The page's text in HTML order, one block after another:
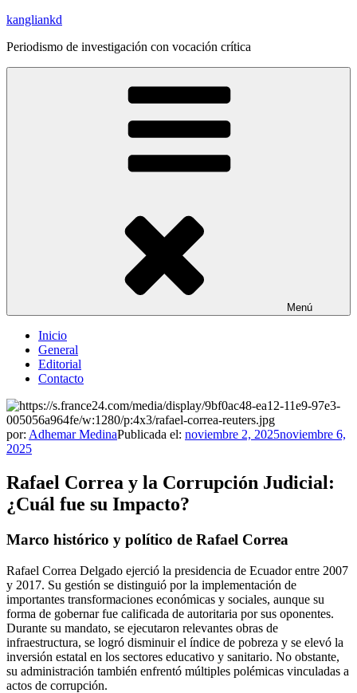
Saltar
contenido
kangliankd
Periodismo de investigación con vocación crítica
Menú
Inicio
General
Editorial
Contacto
por: Adhemar MedinaPublicada el: noviembre 2, 2025noviembre 6,
2025
Rafael Correa y la Corrupción Judicial:
¿Cuál fue su Impacto?
Marco histórico y político de Rafael Correa
Rafael Correa Delgado ejerció la presidencia de Ecuador entre 2007
y 2017. Su gestión se distinguió por la implementación de
importantes transformaciones económicas y sociales, aunque su
forma de gobernar fue calificada de autoritaria por sus oponentes.
Durante su mandato, se ejecutaron relevantes obras de
infraestructura, se logró disminuir el índice de pobreza y se elevó la
inversión estatal en los sectores educativo y sanitario. No obstante,
su administración también enfrentó múltiples polémicas vinculadas a
actos de corrupción.